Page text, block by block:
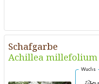
Schafgarbe
Achillea
Wuchs